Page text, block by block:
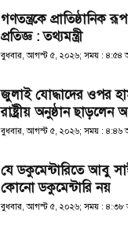
গণতন্ত্রকে প্রাতিষ্ঠানিক
প্রতিজ্ঞ : তথ্যমন্ত্রী
বুধবার, আগস্ট ৫, ২০২৬; সময় : ৪:৫৪
জুলাই যোদ্ধাদের ওপর
রাষ্ট্রীয় অনুষ্ঠান ছাড়লেন
বুধবার, আগস্ট ৫, ২০২৬; সময় : ৪:৪৬
যে ডকুমেন্টারিতে আবু
কোনো ডকুমেন্টারি নয়
বুধবার, আগস্ট ৫, ২০২৬; সময় : ৪:৩৮